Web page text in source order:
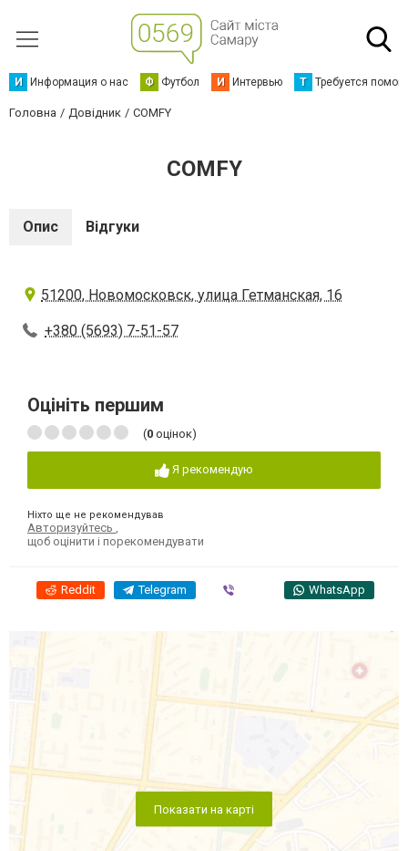
И Информация о нас Ф Футбол И Интервью Т Требуется
Головна Довідник COMFY
COMFY
Опис Відгуки
51200, Новомосковск, улица Гетманская, 16
+380 (5693) 7-51-57
Оцініть першим
(0 оцінок)
Я рекомендую
Ніхто ще не рекомендував
Авторизуйтесь
щоб оцінити і порекомендувати
Reddit Telegram WhatsApp
Показати на карті